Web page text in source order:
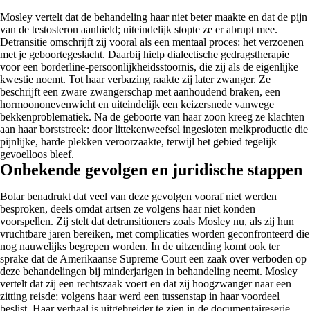
Mosley vertelt dat de behandeling haar niet beter maakte en dat de pijn
van de testosteron aanhield; uiteindelijk stopte ze er abrupt mee.
Detransitie omschrijft zij vooral als een mentaal proces: het verzoenen
met je geboortegeslacht. Daarbij hielp dialectische gedragstherapie
voor een borderline-persoonlijkheidsstoornis, die zij als de eigenlijke
kwestie noemt. Tot haar verbazing raakte zij later zwanger. Ze
beschrijft een zware zwangerschap met aanhoudend braken, een
hormoononevenwicht en uiteindelijk een keizersnede vanwege
bekkenproblematiek. Na de geboorte van haar zoon kreeg ze klachten
aan haar borststreek: door littekenweefsel ingesloten melkproductie die
pijnlijke, harde plekken veroorzaakte, terwijl het gebied tegelijk
gevoelloos bleef.
Onbekende gevolgen en juridische stappen
Bolar benadrukt dat veel van deze gevolgen vooraf niet werden
besproken, deels omdat artsen ze volgens haar niet konden
voorspellen. Zij stelt dat detransitioners zoals Mosley nu, als zij hun
vruchtbare jaren bereiken, met complicaties worden geconfronteerd die
nog nauwelijks begrepen worden. In de uitzending komt ook ter
sprake dat de Amerikaanse Supreme Court een zaak over verboden op
deze behandelingen bij minderjarigen in behandeling neemt. Mosley
vertelt dat zij een rechtszaak voert en dat zij hoogzwanger naar een
zitting reisde; volgens haar werd een tussenstap in haar voordeel
beslist. Haar verhaal is uitgebreider te zien in de documentaireserie